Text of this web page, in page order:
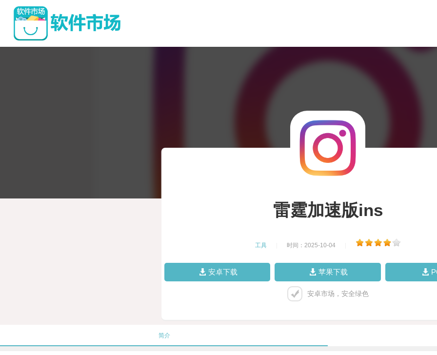
雷霆加速版ins
工具 时间：2025-10-04
安卓下载 苹果下载
安卓市场，安全绿色
简介